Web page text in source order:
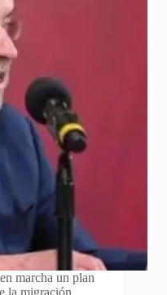
marcha un plan